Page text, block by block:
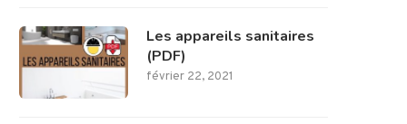
Les appareils sanitaires
(PDF)
février 22, 2021